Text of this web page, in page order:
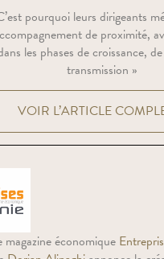
pourquoi leurs dirigeants
de proximité,
les phases de croissance,
transmission »
VOIR L’ARTICLE
magazine économique